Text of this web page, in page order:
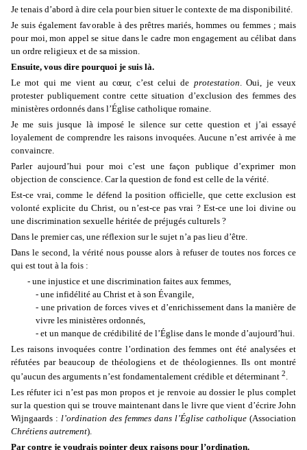
Je tenais d’abord à dire cela pour bien situer le contexte de ma disponibilité.
Je suis également favorable à des prêtres mariés, hommes ou femmes ; mais
pour moi, mon appel se situe dans le cadre mon engagement au célibat dans
un ordre religieux et de sa mission.
Ensuite, vous dire pourquoi je suis là.
Le mot qui me vient au cœur, c’est celui de protestation . Oui, je veux
protester publiquement contre cette situation d’exclusion des femmes des
ministères ordonnés dans l’Église catholique romaine.
Je me suis jusque là imposé le silence sur cette question et j’ai essayé
loyalement de comprendre les raisons invoquées. Aucune n’est arrivée à me
convaincre.
Parler aujourd’hui pour moi c’est une façon publique d’exprimer mon
objection de conscience. Car la question de fond est celle de la vérité.
Est-ce vrai, comme le défend la position officielle, que cette exclusion est
volonté explicite du Christ, ou n’est-ce pas vrai ? Est-ce une loi divine ou
une discrimination sexuelle héritée de préjugés culturels ?
Dans le premier cas, une réflexion sur le sujet n’a pas lieu d’être.
Dans le second, la vérité nous pousse alors à refuser de toutes nos forces ce
qui est tout à la fois :
- une injustice et une discrimination faites aux femmes,
- une infidélité au Christ et à son Évangile,
- une privation de forces vives et d’enrichissement dans la manière de
vivre les ministères ordonnés,
- et un manque de crédibilité de l’Église dans le monde d’aujourd’hui.
Les raisons invoquées contre l’ordination des femmes ont été analysées et
réfutées par beaucoup de théologiens et de théologiennes. Ils ont montré
qu’aucun des arguments n’est fondamentalement crédible et déterminant 2.
Les réfuter ici n’est pas mon propos et je renvoie au dossier le plus complet
sur la question qui se trouve maintenant dans le livre que vient d’écrire John
Wijngaards : l’ordination des femmes dans l’Église catholique (Association
Chrétiens autrement).
Par contre je voudrais pointer deux raisons pour l’ordination.